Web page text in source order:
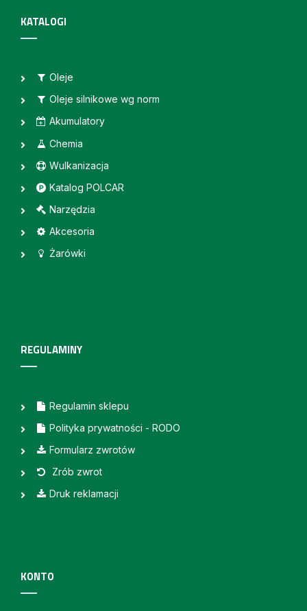
KATALOGI
Oleje
Oleje silnikowe wg norm
Akumulatory
Chemia
Wulkanizacja
Katalog POLCAR
Narzędzia
Akcesoria
Żarówki
REGULAMINY
Regulamin sklepu
Polityka prywatności - RODO
Formularz zwrotów
Zrób zwrot
Druk reklamacji
KONTO